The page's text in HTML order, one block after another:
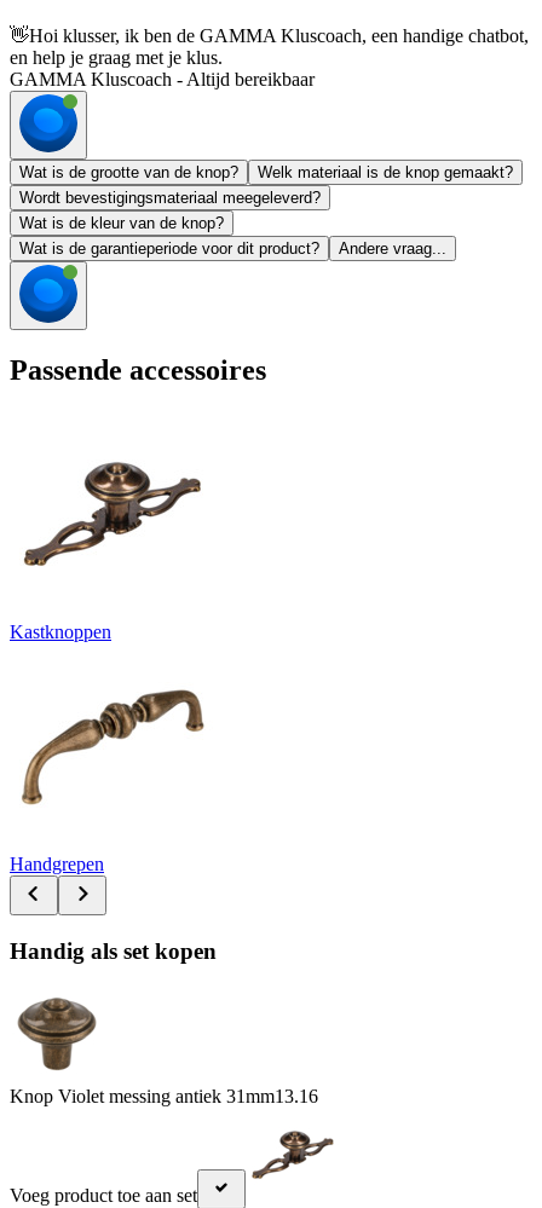
👋Hoi klusser, ik ben de GAMMA Kluscoach, een handige chatbot,
en help je graag met je klus.
GAMMA Kluscoach - Altijd bereikbaar
Wat is de grootte van de knop?
Welk materiaal is de knop gemaakt?
Wordt bevestigingsmateriaal meegeleverd?
Wat is de kleur van de knop?
Wat is de garantieperiode voor dit product?
Andere vraag...
Passende accessoires
Kastknoppen
Handgrepen
Handig als set kopen
Knop Violet messing antiek 31mm13.16
Voeg product toe aan set